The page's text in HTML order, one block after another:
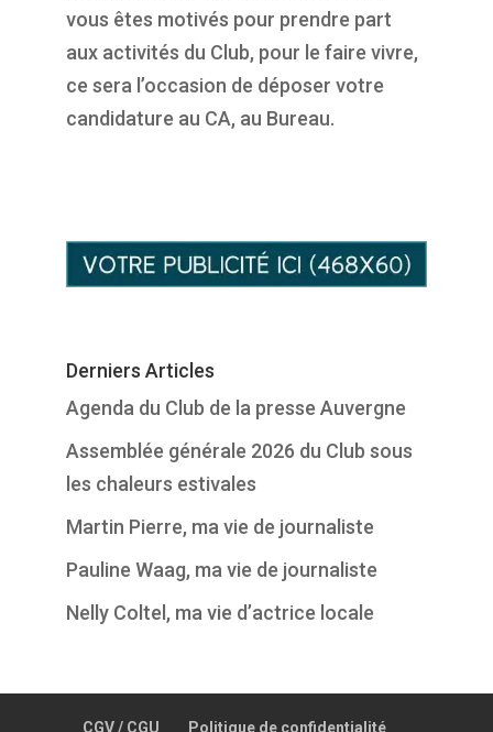
vous êtes motivés pour prendre part
aux activités du Club, pour le faire vivre,
ce sera l’occasion de déposer votre
candidature au CA, au Bureau.
Derniers Articles
Agenda du Club de la presse Auvergne
Assemblée générale 2026 du Club sous
les chaleurs estivales
Martin Pierre, ma vie de journaliste
Pauline Waag, ma vie de journaliste
Nelly Coltel, ma vie d’actrice locale
CGV / CGU Politique de confidentialité